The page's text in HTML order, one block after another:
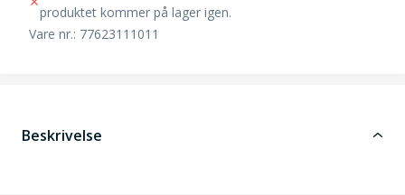
produktet kommer på lager igen.
Vare nr.: 77623111011
Beskrivelse